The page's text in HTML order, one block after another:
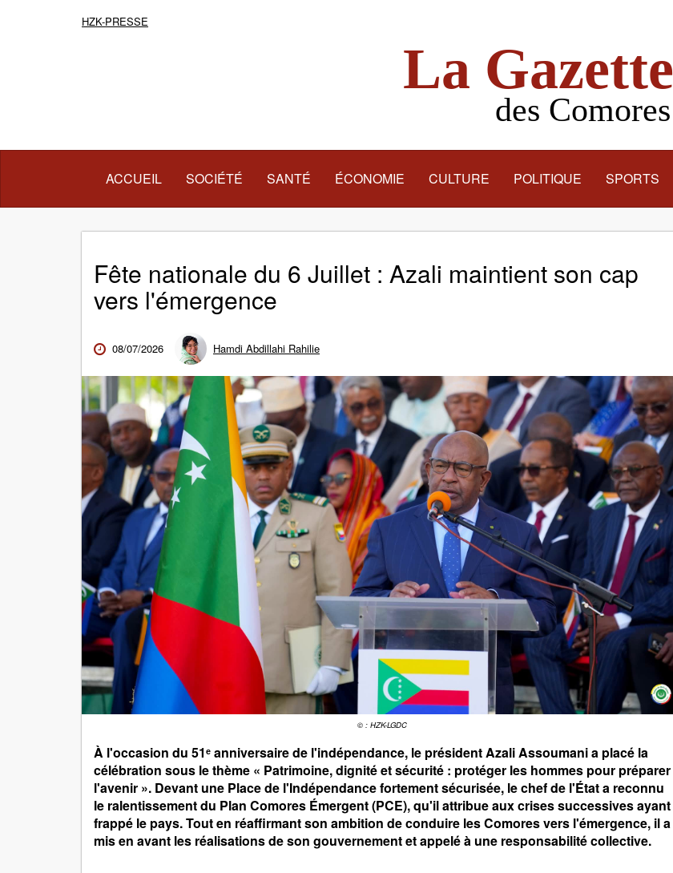
HZK-PRESSE
La Gazette
des Comores
ACCUEIL(COURANT)
SOCIÉTÉ SANTÉ ÉCONOMIE CULTURE POLITIQUE SPORTS
Fête nationale du 6 Juillet : Azali maintient son cap
vers l'émergence
08/07/2026 Hamdi Abdillahi Rahilie
© : HZK-LGDC
À l'occasion du 51ᵉ anniversaire de l'indépendance, le président Azali Assoumani a placé la
célébration sous le thème « Patrimoine, dignité et sécurité : protéger les hommes pour préparer
l'avenir ». Devant une Place de l'Indépendance fortement sécurisée, le chef de l'État a reconnu
le ralentissement du Plan Comores Émergent (PCE), qu'il attribue aux crises successives ayant
frappé le pays. Tout en réaffirmant son ambition de conduire les Comores vers l'émergence, il a
mis en avant les réalisations de son gouvernement et appelé à une responsabilité collective.